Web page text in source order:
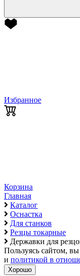
Избранное
Корзина
Главная
Каталог
Оснастка
Для станков
Резцы токарные
Державки для
Пользуясь сайтом,
и политикой в
Хорошо